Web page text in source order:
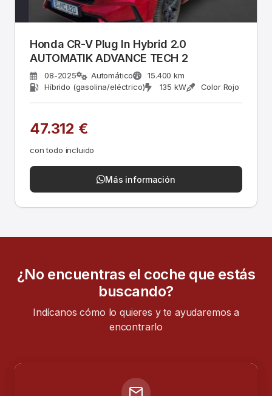
Honda CR-V Plug In Hybrid 2.0
AUTOMATIK ADVANCE TECH 2
08-2025 Automático
15.400 km
Híbrido (gasolina/eléctrico)
135 kW Color Rojo
47.312 €
con todo incluido
Más información
¿No encuentras el coche que estás
buscando?
Indícanos cómo lo quieres y te ayudaremos a
encontrarlo